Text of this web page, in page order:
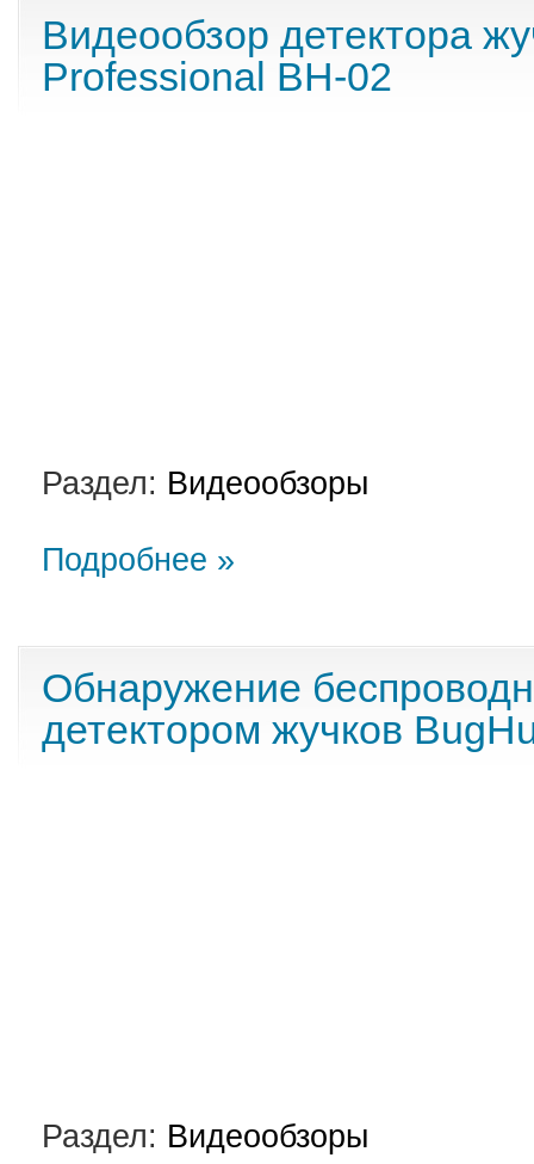
Видеообзор детектора
Professional BH-02
Раздел: Видеообзоры
Подробнее »
Обнаружение
детектором жучков
Раздел: Видеообзоры